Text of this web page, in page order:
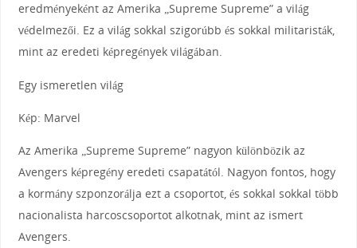
eredményeként az Amerika „Supreme Supreme” a világ
védelmezői. Ez a világ sokkal szigorúbb és sokkal militaristák,
mint az eredeti képregények világában.
Egy ismeretlen világ
Kép: Marvel
Az Amerika „Supreme Supreme” nagyon különbözik az
Avengers képregény eredeti csapatától. Nagyon fontos, hogy
a kormány szponzorálja ezt a csoportot, és sokkal sokkal több
nacionalista harcoscsoportot alkotnak, mint az ismert
Avengers.